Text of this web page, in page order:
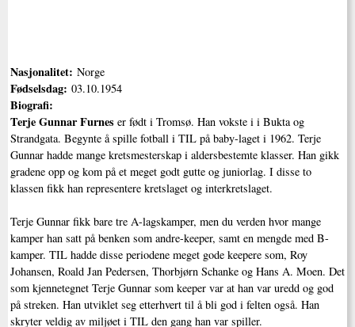
Nasjonalitet: Norge
Fødselsdag: 03.10.1954
Biografi:
Terje Gunnar Furnes er født i Tromsø. Han vokste i i Bukta og
Strandgata. Begynte å spille fotball i TIL på baby-laget i 1962. Terje
Gunnar hadde mange kretsmesterskap i aldersbestemte klasser. Han gikk
gradene opp og kom på et meget godt gutte og juniorlag. I disse to
klassen fikk han representere kretslaget og interkretslaget.
Terje Gunnar fikk bare tre A-lagskamper, men du verden hvor mange
kamper han satt på benken som andre-keeper, samt en mengde med B-
kamper. TIL hadde disse periodene meget gode keepere som, Roy
Johansen, Roald Jan Pedersen, Thorbjørn Schanke og Hans A. Moen. Det
som kjennetegnet Terje Gunnar som keeper var at han var uredd og god
på streken. Han utviklet seg etterhvert til å bli god i felten også. Han
skryter veldig av miljøet i TIL den gang han var spiller.